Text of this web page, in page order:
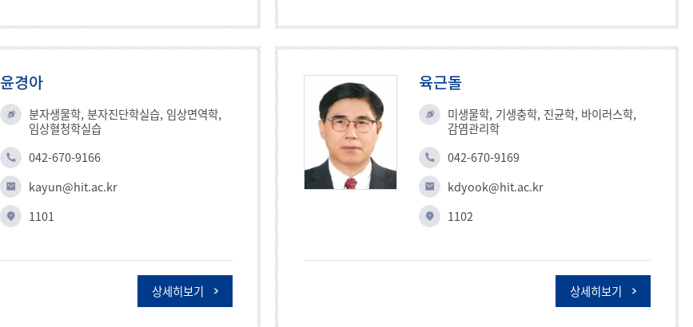
윤경아
분자생물학, 분자진단학실습, 임상면역학,
임상혈청학실습
042-670-9166
kayun@hit.ac.kr
1101
상세히보기
육근돌
미생물학, 기생충학, 진균학, 바이러스학,
감염관리학
042-670-9169
kdyook@hit.ac.kr
1102
상세히보기